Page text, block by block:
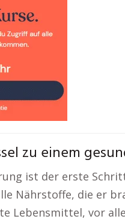
zu einem
ist der erste
Nährstoffe, die er
Lebensmittel, vor